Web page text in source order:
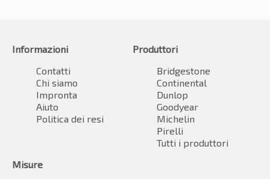
Informazioni
Contatti
Chi siamo
Impronta
Aiuto
Politica dei resi
Produttori
Bridgestone
Continental
Dunlop
Goodyear
Michelin
Pirelli
Tutti i produttori
Misure